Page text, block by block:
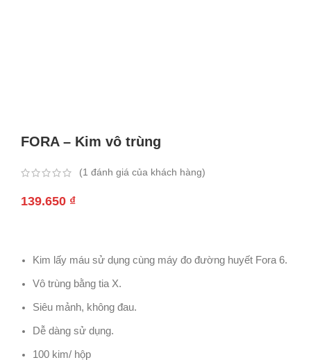
FORA – Kim vô trùng
(1 đánh giá của khách hàng)
139.650 ₫
Kim lấy máu sử dụng cùng máy đo đường huyết Fora 6.
Vô trùng bằng tia X.
Siêu mảnh, không đau.
Dễ dàng sử dụng.
100 kim/ hộp